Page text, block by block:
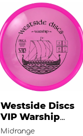
Westside Discs
VIP Warship
Pink
Midrange